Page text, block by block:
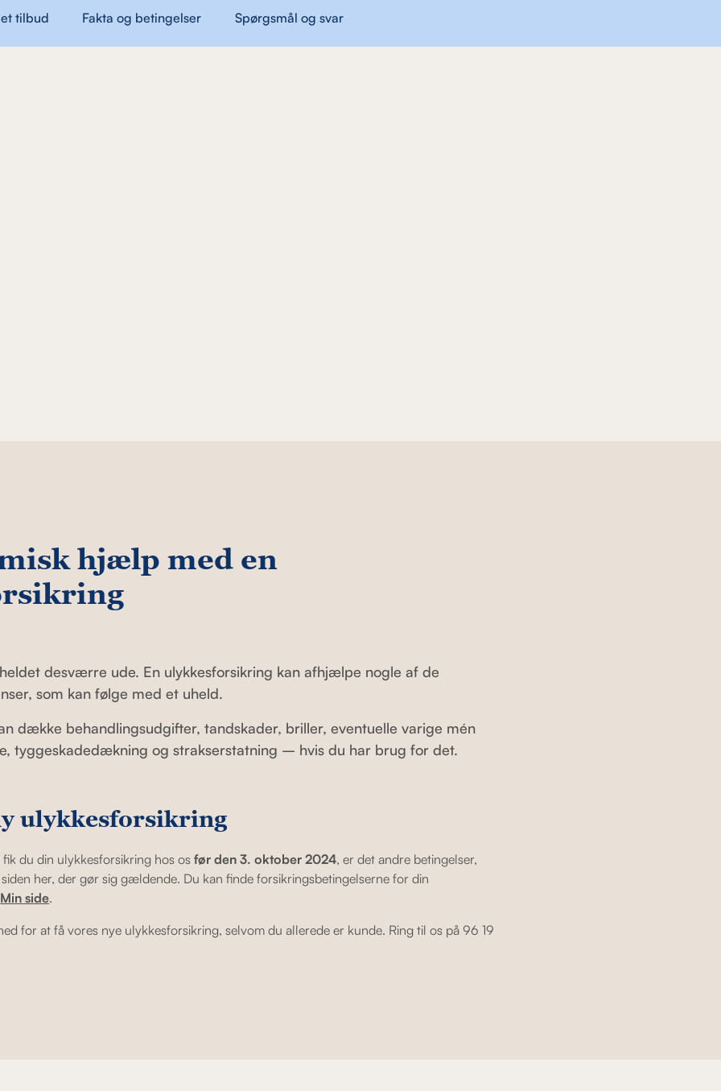
tilbud Fakta og betingelser Spørgsmål og svar
hjælp med en
desværre ude. En ulykkesforsikring kan afhjælpe nogle af de
som kan følge med et uheld.
dække behandlingsudgifter, tandskader, briller, eventuelle varige mén
tyggeskadedækning og strakserstatning – hvis du har brug for det.
ulykkesforsikring
du din ulykkesforsikring hos osfør den 3. oktober 2024, er det andre betingelser,
her, der gør sig gældende. Du kan finde forsikringsbetingelserne for din
Min side.
for at få vores nye ulykkesforsikring, selvom du allerede er kunde. Ring til os på 96 19